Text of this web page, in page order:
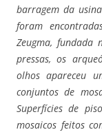
barragem da
foram
Zeugma, fundada
pressas, os
olhos apareceu
conjuntos de
Superfícies de
mosaicos feitos